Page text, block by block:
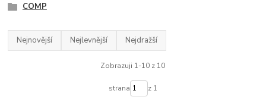
COMP
Nejnovější Nejlevnější Nejdražší
Zobrazuji 1-10 z 10
strana z 1